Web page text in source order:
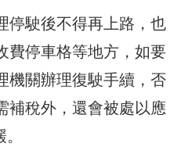
停駛後不得再上路，也
費停車格等地方，如要
機關辦理復駛手續，否
補稅外，還會被處以應